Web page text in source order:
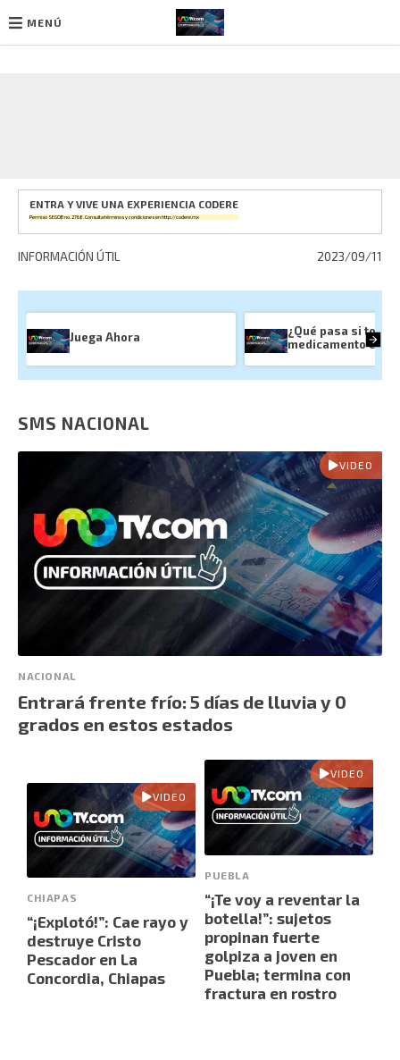
MENÚ
ENTRA Y VIVE UNA EXPERIENCIA CODERE
Permiso SEGOB no. 2768. Consulta términos y condiciones enhttp://codere.mx
INFORMACIÓN ÚTIL 2023/09/11
Juega Ahora
¿Qué pasa si
medicamento
SMS NACIONAL
VIDEO
NACIONAL
Entrará frente frío: 5 días de lluvia y 0
grados en estos estados
VIDEO
CHIAPAS
“¡Explotó!”: Cae rayo y
destruye Cristo
Pescador en La
Concordia, Chiapas
VIDEO
PUEBLA
“¡Te voy a reventar la
botella!”: sujetos
propinan fuerte
golpiza a joven en
Puebla; termina con
fractura en rostro